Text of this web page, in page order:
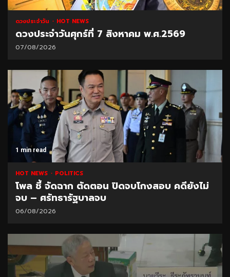
ดวงประจำวัน HOT NEWS
ดวงประจำวันศุกร์ที่ 7 สิงหาคม พ.ศ.2569
07/08/2026
1 min read
HOT NEWS POLITICS
โพล ชี้ จัดฉาก ตัดตอน ปิดจบโกงสอบ คดียังไม่
จบ – ศรัทธารัฐบาลจบ
06/08/2026